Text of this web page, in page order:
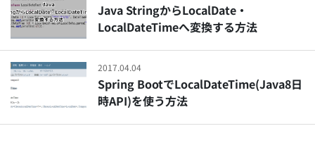
Java StringからLocalDate・
LocalDateTimeへ変換する方法
2017.04.04
Spring BootでLocalDateTime(Java8日
時API)を使う方法